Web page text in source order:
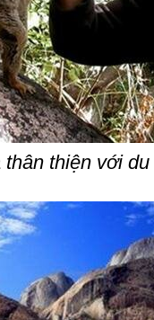
thiện với